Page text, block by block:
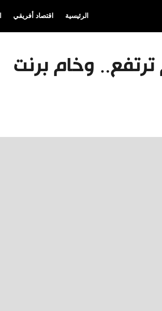
الرئيسية اقتصاد أفريقي
ترتفع.. وخام برنت